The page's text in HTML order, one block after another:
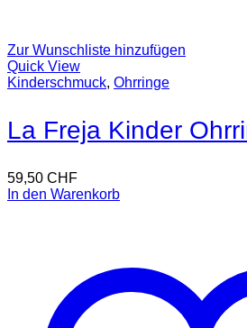
Zur Wunschliste hinzufügen
Quick View
Kinderschmuck, Ohrringe
La Freja Kinder
59,50 CHF
In den Warenkorb